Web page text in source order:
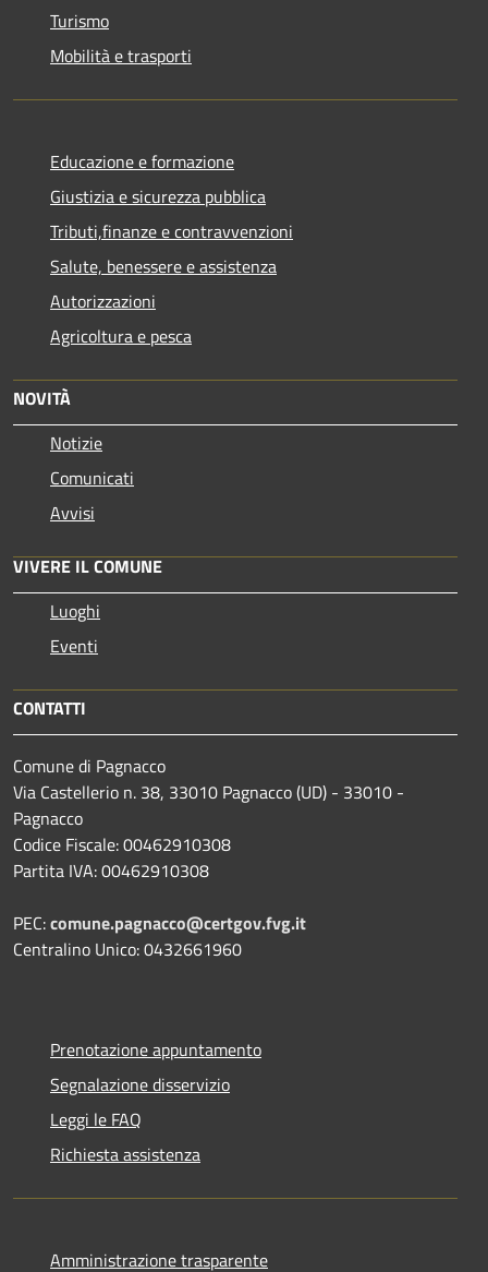
Turismo
Mobilità e trasporti
Educazione e formazione
Giustizia e sicurezza pubblica
Tributi,finanze e contravvenzioni
Salute, benessere e assistenza
Autorizzazioni
Agricoltura e pesca
NOVITÀ
Notizie
Comunicati
Avvisi
VIVERE IL COMUNE
Luoghi
Eventi
CONTATTI
Comune di Pagnacco
Via Castellerio n. 38, 33010 Pagnacco (UD) - 33010 -
Pagnacco
Codice Fiscale: 00462910308
Partita IVA: 00462910308
PEC:comune.pagnacco@certgov.fvg.it
Centralino Unico: 0432661960
Prenotazione appuntamento
Segnalazione disservizio
Leggi le FAQ
Richiesta assistenza
Amministrazione trasparente